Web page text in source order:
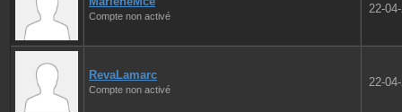
Compte non activé
22-
RevaLamarc
Compte non activé
22-